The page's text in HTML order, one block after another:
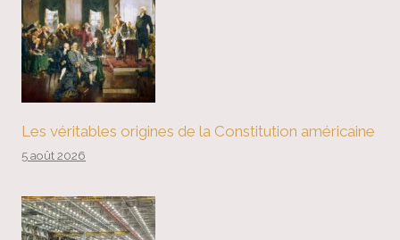
Les véritables origines de la Constitution américaine
5 août 2026